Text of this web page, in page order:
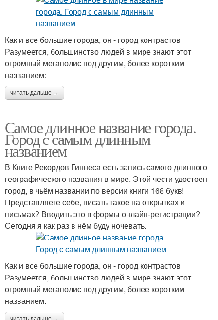
Как и все большие города, он - город контрастов
Разумеется, большинство людей в мире знают этот
огромный мегаполис под другим, более коротким
названием:
читать дальше →
Самое длинное название города.
Город с самым длинным
названием
В Книге Рекордов Гиннеса есть запись самого длинного
географического названия в мире. Этой чести удостоен
город, в чьём названии по версии книги 168 букв!
Представляете себе, писать такое на открытках и
письмах? Вводить это в формы онлайн-регистрации?
Сегодня я как раз в нём буду ночевать.
Как и все большие города, он - город контрастов
Разумеется, большинство людей в мире знают этот
огромный мегаполис под другим, более коротким
названием:
читать дальше →